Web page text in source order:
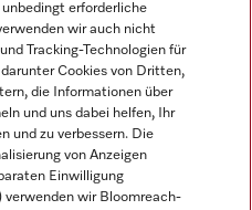
erforderliche
wir auch nicht
Tracking-Technologien für
Cookies von Dritten,
die Informationen über
und uns dabei helfen, Ihr
und zu verbessern. Die
von Anzeigen
Einwilligung
verwenden wir Bloomreach-